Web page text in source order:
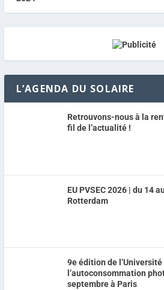
L’AGENDA DU SOLAIRE
Retrouvons-nous à la
fil de l’actualité !
EU PVSEC 2026 | du 14
Rotterdam
9e édition de l’Université
l’autoconsommation
septembre à Paris